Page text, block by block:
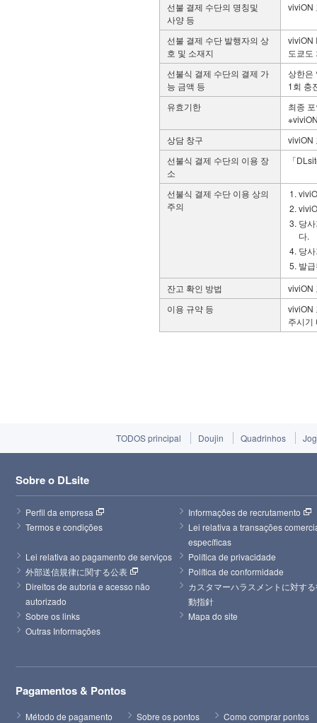
선불 결제 수단의 명칭및
사양 등
viviON
선불 결제 수단 발행자의 상
호 및 소재지
viviON
도쿄도
선불식 결제 수단의 결제 가
능 금액 등
상한은
1회 충
유효기한
최종
상담 창구
viviON
선불식 결제 수단의 이용 장
소
「
선불식 결제 수단 이용 상의
주의
당
다.
당
발
잔고 확인 방법
viviON
이용 규약 등
viviON
주시기
TODOS principal Doujin Quadrinhos
Sobre o DLsite
Perfil da empresa
Informações de recrutamento
Termos e condições
Lei relativa a transações
específicas
Lei relativa ao pagamento de serviços
Política de privacidade
外部送信規律に関する公表
Política de conformidade
Direitos de autoria e acesso não
autorizado
カスタマーハラスメントに対す
動指針
Sobre os links
Mapa do site
Outras Informações
Pagamentos & Pontos
Método de pagamento Sobre os pontos Como comprar pontos